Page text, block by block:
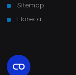
Sitemap
Horeca